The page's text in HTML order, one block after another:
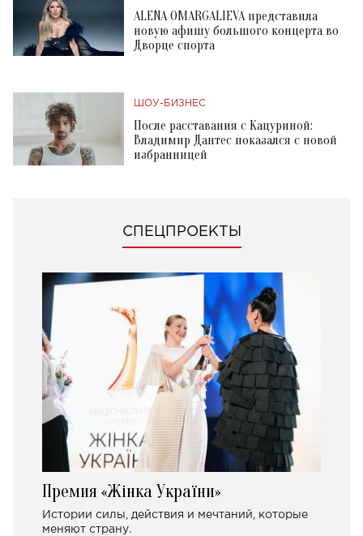
ALENA OMARGALIEVA представила
новую афишу большого концерта во
Дворце спорта
ШОУ-БИЗНЕС
После расставания с Кацуриной:
Владимир Дантес показался с новой
избранницей
СПЕЦПРОЕКТЫ
Премия «Жінка України»
Истории силы, действия и мечтаний, которые
меняют страну.